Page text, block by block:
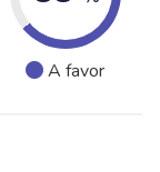
A favor